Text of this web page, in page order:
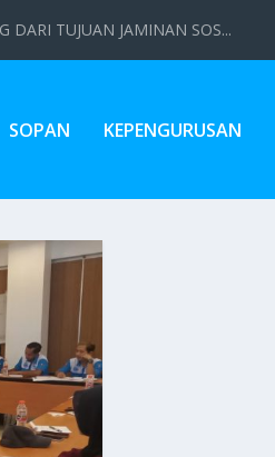
DARI TUJUAN JAMINAN SOS...
SOPAN KEPENGURUSAN